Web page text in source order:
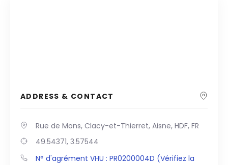
ADDRESS & CONTACT
Rue de Mons, Clacy-et-Thierret, Aisne, HDF, FR
49.54371, 3.57544
N° d'agrément VHU : PR0200004D (Vérifiez la